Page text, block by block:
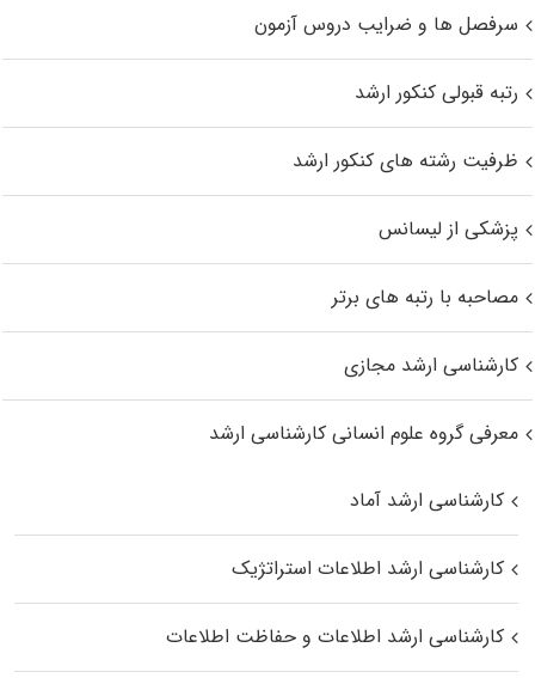
سرفصل ها و ضرایب دروس آزمون
رتبه قبولی کنکور ارشد
ظرفیت رشته های کنکور ارشد
پزشکی از لیسانس
مصاحبه با رتبه های برتر
کارشناسی ارشد مجازی
معرفی گروه علوم انسانی کارشناسی ارشد
کارشناسی ارشد آماد
کارشناسی ارشد اطلاعات استراتژیک
کارشناسی ارشد اطلاعات و حفاظت اطلاعات